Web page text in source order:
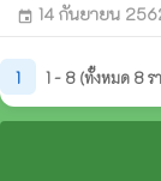
event 14 กันยายน
1 1 - 8 (ทั้งหมด 8 ร